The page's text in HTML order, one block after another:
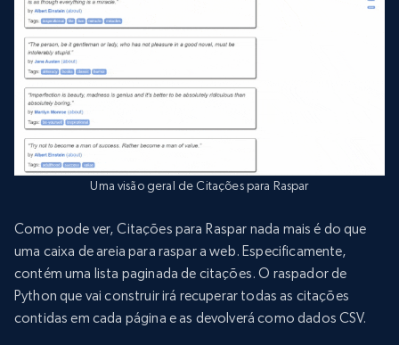
Uma visão geral de Citações para Raspar
Como pode ver, Citações para Raspar nada mais é do que
uma caixa de areia para raspar a web. Especificamente,
contém uma lista paginada de citações. O raspador de
Python que vai construir irá recuperar todas as citações
contidas em cada página e as devolverá como dados CSV.